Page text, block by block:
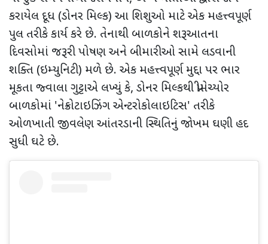
કરાયેલ દૂધ (ડોનર મિલ્ક) આ શિશુઓ માટે એક મહત્ત્વપૂર્ણ
પુલ તરીકે કાર્ય કરે છે. તેનાથી બાળકોને શરૂઆતના
દિવસોમાં જરૂરી પોષણ અને બીમારીઓ સામે લડવાની
શક્તિ (ઇમ્યુનિટી) મળે છે. એક મહત્ત્વપૂર્ણ મુદ્દા પર ભાર
મૂકતાજ્વાલા ગુટ્ટાએ લખ્યું કે, ડોનર મિલ્કથી પ્રીમેચ્યોર
બાળકોમાં 'નેક્રોટાઇઝિંગ એન્ટરોકોલાઇટિસ' તરીકે
ઓળખાતી જીવલેણ આંતરડાની સ્થિતિનું જોખમ ઘણી હદ
સુધી ઘટે છે.